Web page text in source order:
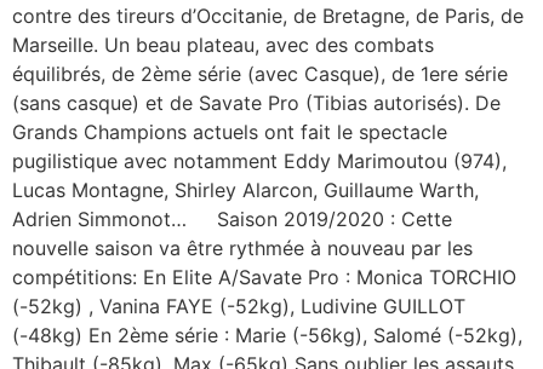
contre des tireurs d’Occitanie, de Bretagne, de Paris, de
Marseille. Un beau plateau, avec des combats
équilibrés, de 2ème série (avec Casque), de 1ere série
(sans casque) et de Savate Pro (Tibias autorisés). De
Grands Champions actuels ont fait le spectacle
pugilistique avec notamment Eddy Marimoutou (974),
Lucas Montagne, Shirley Alarcon, Guillaume Warth,
Adrien Simmonot… Saison 2019/2020 : Cette
nouvelle saison va être rythmée à nouveau par les
compétitions: En Elite A/Savate Pro : Monica TORCHIO
(-52kg) , Vanina FAYE (-52kg), Ludivine GUILLOT
(-48kg) En 2ème série : Marie (-56kg), Salomé (-52kg),